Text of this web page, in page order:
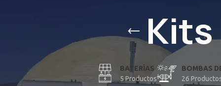
Kits
BATERÍAS
5 Productos
BOMBAS
26